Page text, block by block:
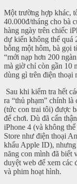
Một trường hợp khác,
40.000đ/tháng cho bà
hàng ngày trên chiếc
dự kiến không thể
bỗng một hôm, bà gọi
“mới nạp hơn 200
mà giờ chỉ còn gần 10
dùng gì trên điện thoại
Sau khi kiểm tra hết
ra “thủ phạm” chính là
(tức con trai tôi) được
để chơi. Dù đã cẩn
iPhone 4 (và không
Store như điện thoại
khẩu Apple ID),
năng con mình đã biết
duyệt web để xem các
và phim hoạt hình.